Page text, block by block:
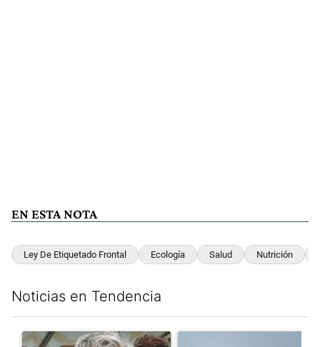
EN ESTA NOTA
Ley De Etiquetado Frontal Ecología Salud Nutrición
Noticias en Tendencia
Un artículo de tendencia con el título "Murió Jorge Messi, el